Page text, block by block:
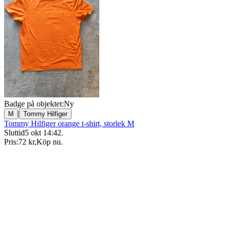
Badge på objektet:Ny
M | Tommy Hilfiger
Tommy Hilfiger orange t-shirt, storlek M
Sluttid5 okt 14:42.
Pris:72 kr,Köp nu.